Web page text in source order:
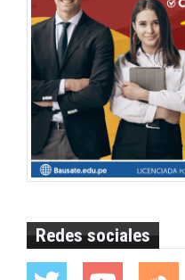
Redes sociales